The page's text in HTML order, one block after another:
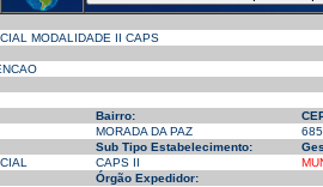
MODALIDADE II CAPS
Bairro:
MORADA DA PAZ
Sub Tipo Estabelecimento:
CAPS II
Órgão Expedidor: